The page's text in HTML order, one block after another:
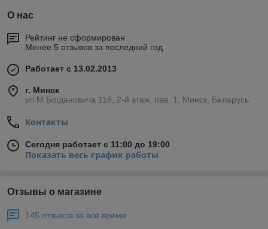
О нас
Рейтинг не сформирован
Менее 5 отзывов за последний год
Работает с 13.02.2013
г. Минск
ул.М.Богдановича 118, 2-й этаж, пав. 1, Минск, Беларусь
Контакты
Сегодня работает с 11:00 до 19:00
Показать весь график работы
Отзывы о магазине
145 отзывов за всё время